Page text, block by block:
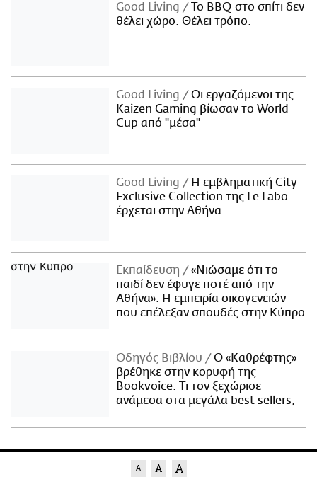
Good Living
Το BBQ στο σπίτι δεν
θέλει χώρο. Θέλει τρόπο.
Good Living
Οι εργαζόμενοι της
Kaizen Gaming βίωσαν το World
Cup από "μέσα"
Good Living
Η εμβληματική City
Exclusive Collection της Le Labo
έρχεται στην Αθήνα
Εκπαίδευση
«Νιώσαμε ότι το
παιδί δεν έφυγε ποτέ από την
Αθήνα»: Η εμπειρία οικογενειών
που επέλεξαν σπουδές στην Κύπρο
Οδηγός Βιβλίου
Ο «Καθρέφτης»
βρέθηκε στην κορυφή της
Bookvoice. Τι τον ξεχώρισε
ανάμεσα στα μεγάλα best sellers;